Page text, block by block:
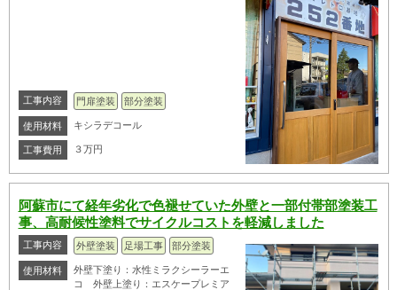
工事内容 門扉塗装 部分塗装
使用材料 キシラデコール
工事費用 ３万円
阿蘇市にて経年劣化で色褪せていた外壁と一部付帯部塗装工
事、高耐候性塗料でサイクルコストを軽減しました
工事内容 外壁塗装 足場工事 部分塗装
使用材料
外壁下塗り：水性ミラクシーラーエ
コ 外壁上塗り：エスケープレミア